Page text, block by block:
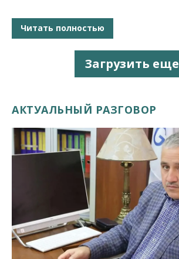
Читать полностью
Загрузить еще
АКТУАЛЬНЫЙ РАЗГОВОР